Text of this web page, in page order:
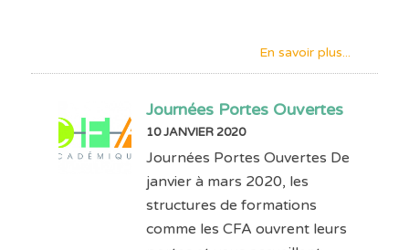
En savoir plus...
Journées Portes Ouvertes
10 JANVIER 2020
Journées Portes Ouvertes De
janvier à mars 2020, les
structures de formations
comme les CFA ouvrent leurs